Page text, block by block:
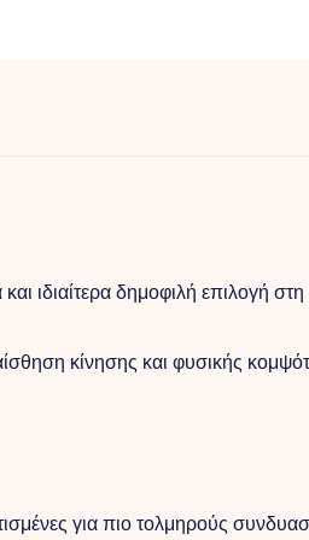
ιδιαίτερα δημοφιλή επιλογή
κίνησης και φυσικής
για πιο τολμηρούς